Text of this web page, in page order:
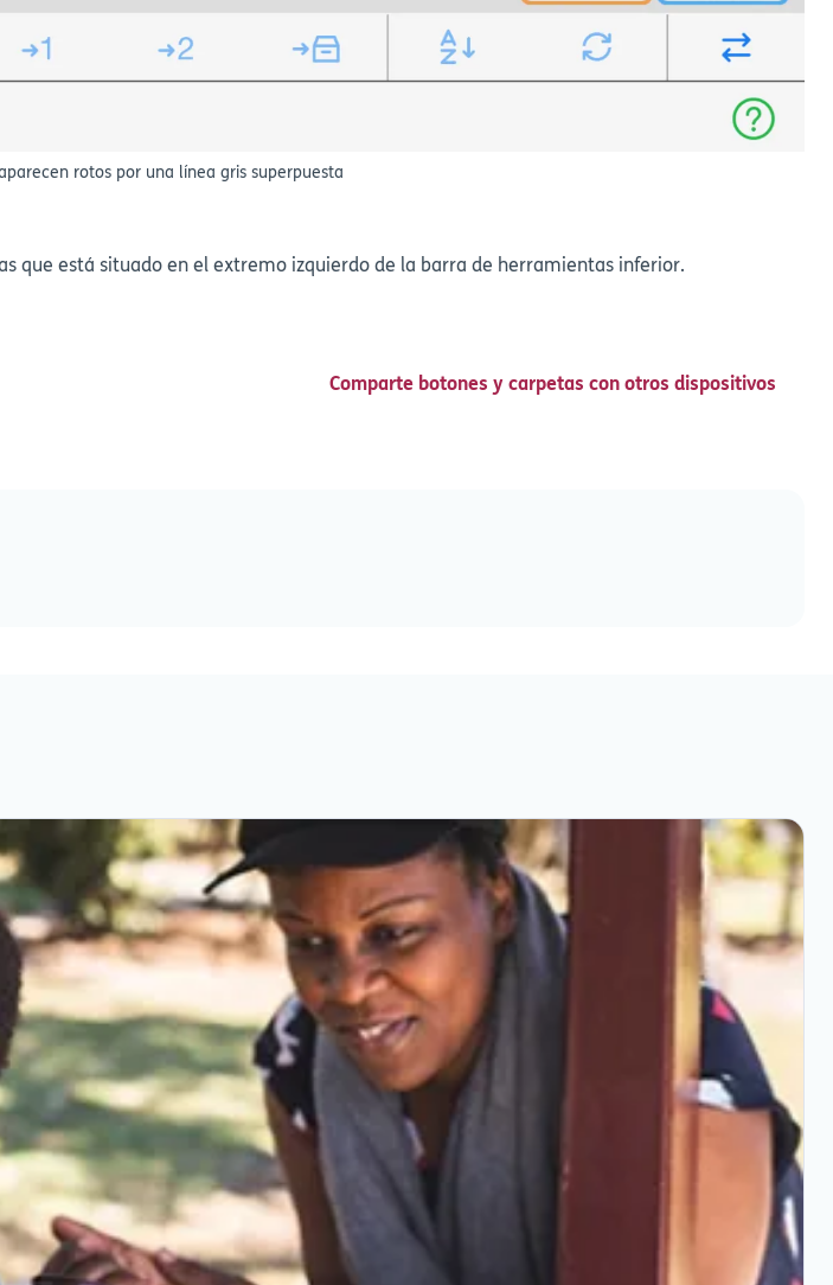
rotos por una línea gris superpuesta
que está situado en el extremo izquierdo de la barra de herramientas inferior.
Comparte botones y carpetas con otros dispositivos